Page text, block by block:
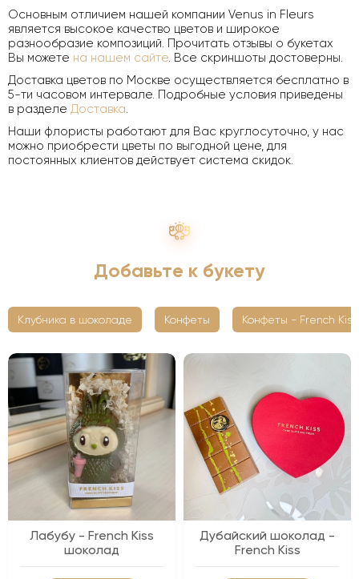
Основным отличием нашей компании Venus in Fleurs
является высокое качество цветов и широкое
разнообразие композиций. Прочитать отзывы о букетах
Вы можете на нашем сайте. Все скриншоты достоверны.
Доставка цветов по Москве осуществляется бесплатно в
5-ти часовом интервале. Подробные условия приведены
в разделе Доставка.
Наши флористы работают для Вас круглосуточно, у нас
можно приобрести цветы по выгодной цене, для
постоянных клиентов действует система скидок.
Добавьте к букету
Клубника в шоколаде Конфеты Конфеты - French Kiss
Лабубу - French Kiss
шоколад
Дубайский шоколад -
French Kiss